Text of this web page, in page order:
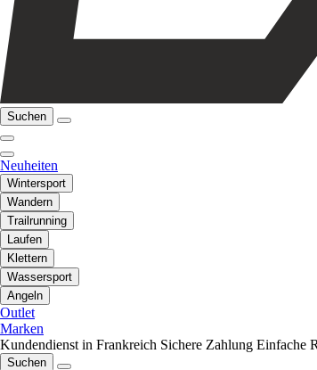
Suchen
Neuheiten
Wintersport
Wandern
Trailrunning
Laufen
Klettern
Wassersport
Angeln
Outlet
Marken
Kundendienst in Frankreich Sichere Zahlung Einfache
Suchen